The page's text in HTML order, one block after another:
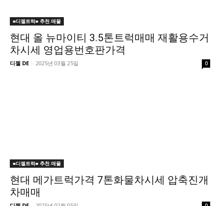
■디젤트럭■ 추천.매물
현대 올 뉴마이티 3.5톤트럭매매 재활용수거
차시세 영업용번호판가격
디젤 DE - 2025년 03월 25일 0
■디젤트럭■ 추천.매물
현대 메가트럭가격 7톤화물차시세 압축진개
차매매